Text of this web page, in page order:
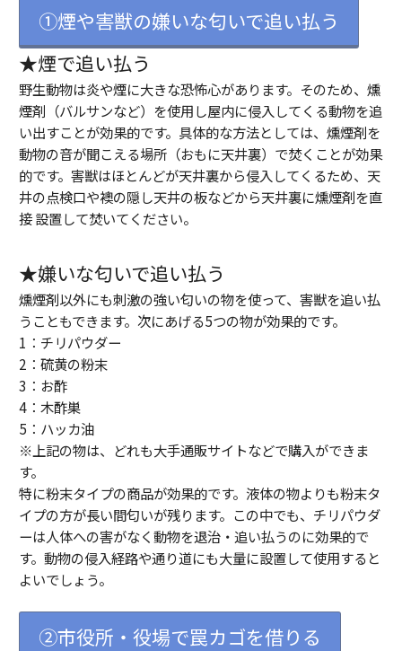
①煙や害獣の嫌いな匂いで追い払う
★煙で追い払う
野生動物は炎や煙に大きな恐怖心があります。そのため、燻
煙剤（バルサンなど）を使用し屋内に侵入してくる動物を追
い出すことが効果的です。具体的な方法としては、燻煙剤を
動物の音が聞こえる場所（おもに天井裏）で焚くことが効果
的です。害獣はほとんどが天井裏から侵入してくるため、天
井の点検口や襖の隠し天井の板などから天井裏に燻煙剤を直
接 設置して焚いてください。
★嫌いな匂いで追い払う
燻煙剤以外にも刺激の強い匂いの物を使って、害獣を追い払
うこともできます。次にあげる5つの物が効果的です。
1：チリパウダー
2：硫黄の粉末
3：お酢
4：木酢巣
5：ハッカ油
※上記の物は、どれも大手通販サイトなどで購入ができま
す。
特に粉末タイプの商品が効果的です。液体の物よりも粉末タ
イプの方が長い間匂いが残ります。この中でも、チリパウダ
ーは人体への害がなく動物を退治・追い払うのに効果的で
す。動物の侵入経路や通り道にも大量に設置して使用すると
よいでしょう。
②市役所・役場で罠カゴを借りる